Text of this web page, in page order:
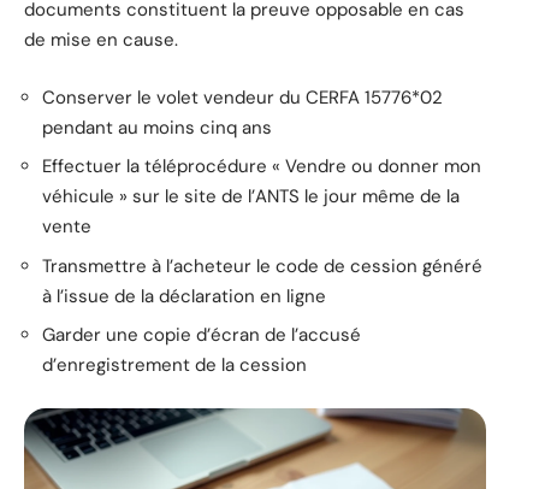
documents constituent la preuve opposable en cas
de mise en cause.
Conserver le volet vendeur du CERFA 15776*02
pendant au moins cinq ans
Effectuer la téléprocédure « Vendre ou donner mon
véhicule » sur le site de l’ANTS le jour même de la
vente
Transmettre à l’acheteur le code de cession généré
à l’issue de la déclaration en ligne
Garder une copie d’écran de l’accusé
d’enregistrement de la cession